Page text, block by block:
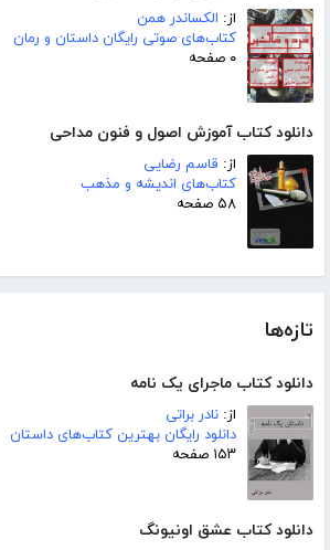
از: الکساندر همن
کتاب‌های صوتی رایگان داستان و رمان
۰ صفحه
دانلود کتاب آموزش اصول و فنون مداحی
از: قاسم رضایی
کتاب‌های اندیشه و مذهب
۵۸ صفحه
تازه‌ها
دانلود کتاب ماجرای یک نامه
از: نادر براتی
دانلود رایگان بهترین کتاب‌های داستان
۱۵۳ صفحه
دانلود کتاب عشق اونیونگ